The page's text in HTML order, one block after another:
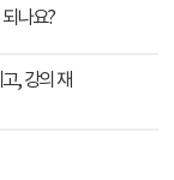
나요?
, 강의 재